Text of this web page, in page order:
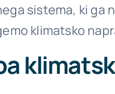
sistema, ki ga
klimatsko